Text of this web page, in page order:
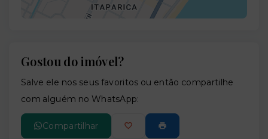
Gostou do imóvel?
Salve ele nos seus favoritos ou então compartilhe
com alguém no WhatsApp:
Compartilhar